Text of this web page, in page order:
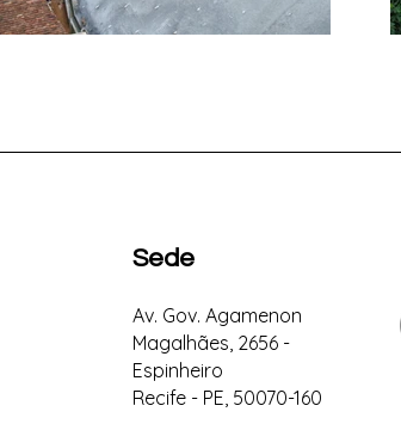
Sede
Av. Gov. Agamenon
Magalhães, 2656 -
Espinheiro
Recife - PE, 50070-160